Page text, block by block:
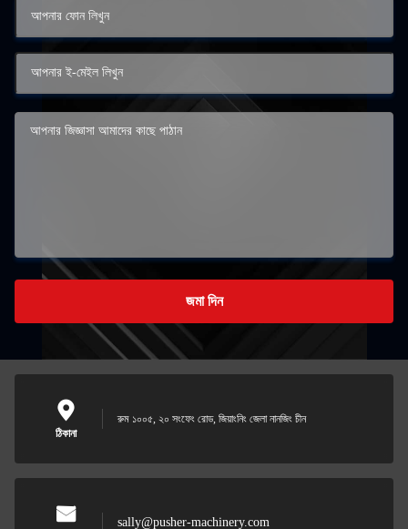
জমা দিন
ঠিকানা
রুম ১০০৫, ২০ সংফেং রোড, জিয়াংনিং জেলা নানজিং চীন
sally@pusher-machinery.com